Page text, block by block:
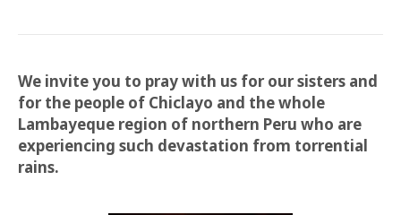
We invite you to pray with us for our sisters and
for the people of Chiclayo and the whole
Lambayeque region of northern Peru who are
experiencing such devastation from torrential
rains.